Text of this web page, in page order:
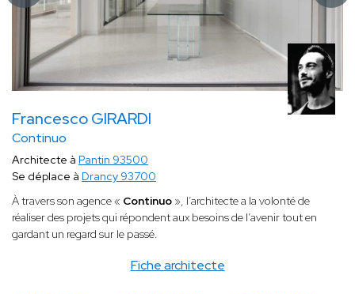
Francesco GIRARDI
Continuo
Fiche architecte
Architecte à Pantin 93500
Se déplace à Drancy 93700
À travers son agence « Continuo », l’architecte a la volonté de
réaliser des projets qui répondent aux besoins de l’avenir tout en
gardant un regard sur le passé.